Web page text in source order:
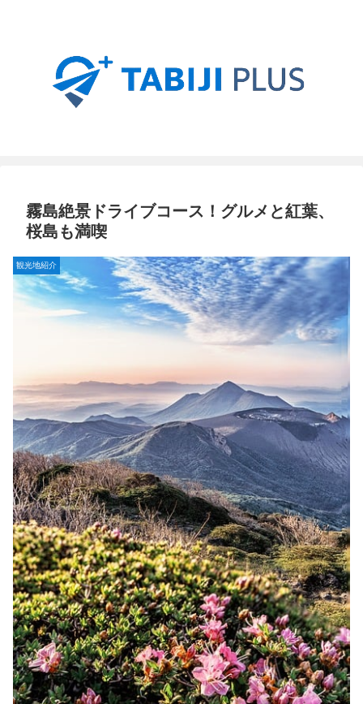
霧島絶景ドライブコース！グルメと紅葉、
桜島も満喫
観光地紹介